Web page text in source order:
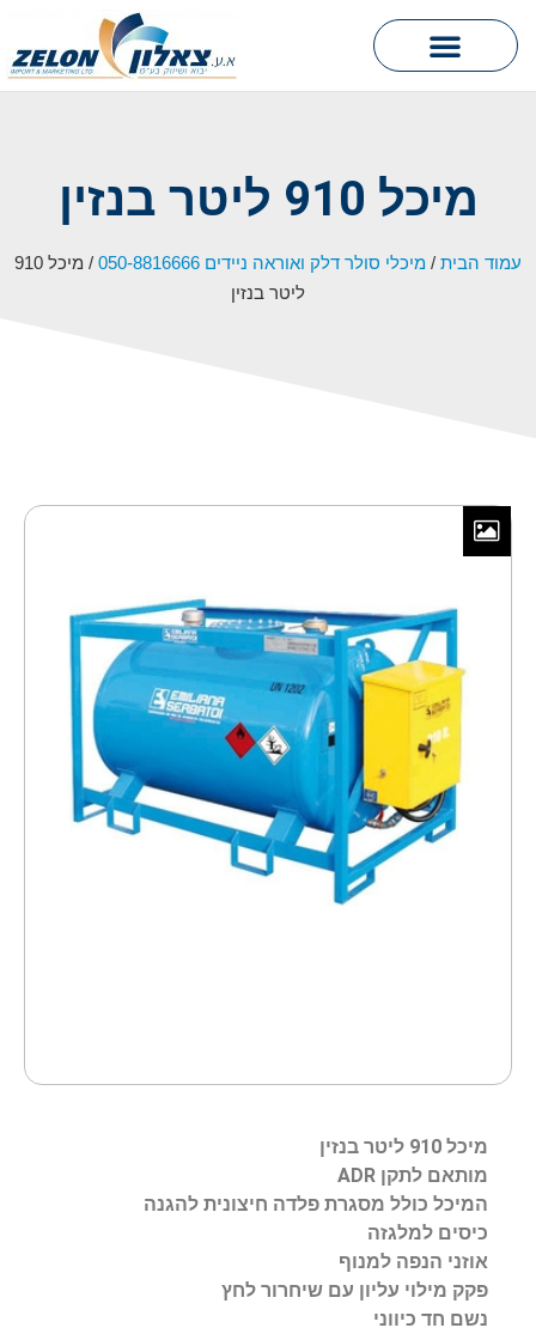
מיכל 910 ליטר בנזין
עמוד הבית / מיכלי סולר דלק ואוראה ניידים 050-8816666
/ מיכל 910
ליטר בנזין
מיכל 910 ליטר בנזין
מותאם לתקן ADR
המיכל כולל מסגרת פלדה חיצונית להגנה
כיסים למלגזה
אוזני הנפה למנוף
פקק מילוי עליון עם שיחרור לחץ
נשם חד כיווני